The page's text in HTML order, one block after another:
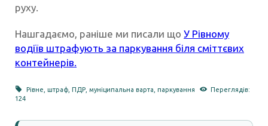
руху.
Нашгадаємо, раніше ми писали що У Рівному
водіїв штрафують за паркування біля сміттєвих
контейнерів.
Рівне ,штраф ,ПДР ,муніципальна варта ,паркування
Переглядів:
124